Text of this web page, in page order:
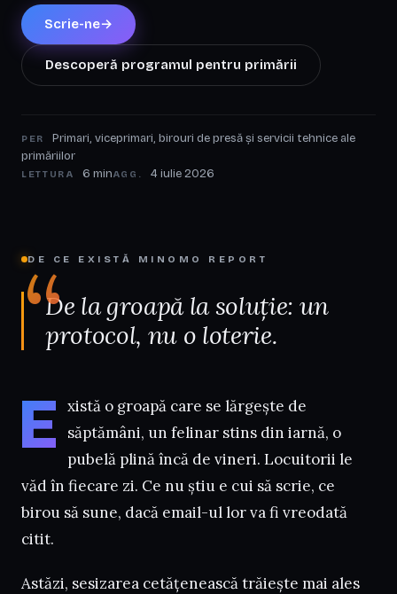
Scrie-ne→
Descoperă programul pentru primării
PER
Primari, viceprimari, birouri de presă și servicii tehnice ale
primăriilor
LETTURA 6 minAGG. 4 iulie 2026
DE CE EXISTĂ MINOMO REPORT
“De la groapă la soluție: un
protocol, nu o loterie.
E xistă o groapă care se lărgește de
săptămâni, un felinar stins din iarnă, o
pubelă plină încă de vineri. Locuitorii le
văd în fiecare zi. Ce nu știu e cui să scrie, ce
birou să sune, dacă email-ul lor va fi vreodată
citit.
Astăzi, sesizarea cetățenească trăiește mai ales